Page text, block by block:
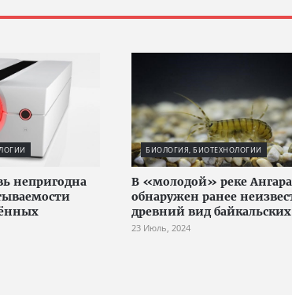
непригодна
БИОЛОГИЯ, БИОТЕХНОЛОГИИ
В «молодой» реке Ангара
обнаружен ранее
древний вид
23 Июль, 2024